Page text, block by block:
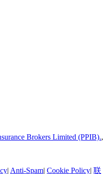
Brokers Limited (PPIB).,
| Anti-Spam| Cookie Policy| 联